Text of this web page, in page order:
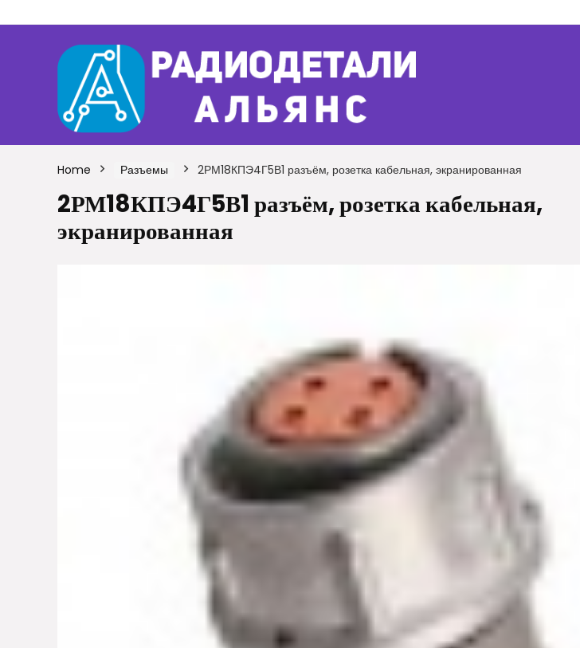
Home Разъемы 2РМ18КПЭ4Г5В1 разъём, розетка кабельная, экранированная
2РМ18КПЭ4Г5В1 разъём, розетка кабельная,
экранированная